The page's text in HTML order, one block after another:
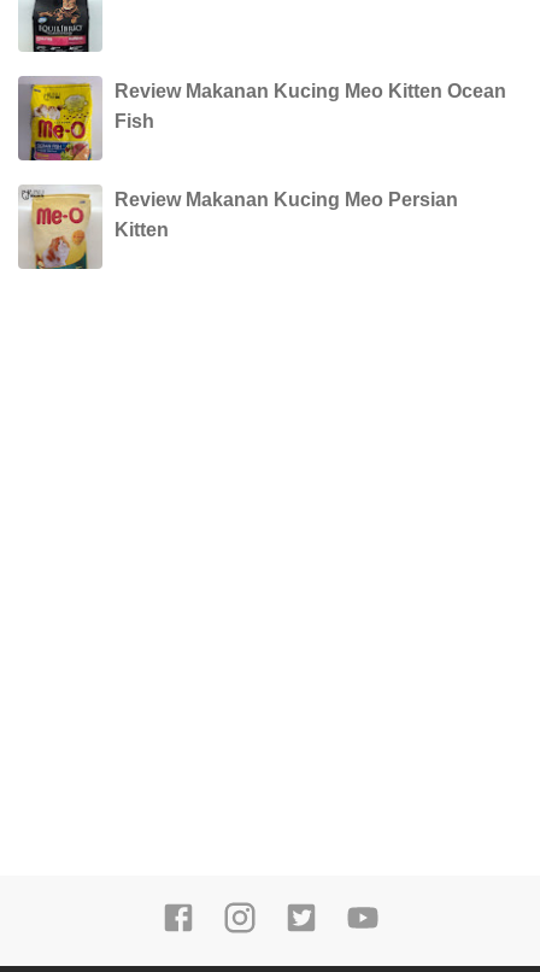
Review Makanan Kucing Meo Kitten Ocean
Fish
Review Makanan Kucing Meo Persian
Kitten